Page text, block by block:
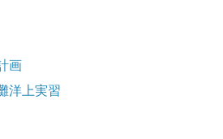
画
洋上実習